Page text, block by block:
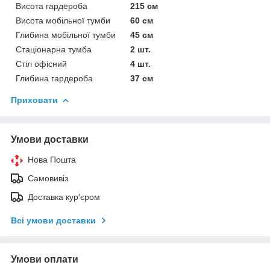
Висота гардероба
215 см
Висота мобільної тумби
60 см
Глибина мобільної тумби
45 см
Стаціонарна тумба
2 шт.
Стіл офісний
4 шт.
Глибина гардероба
37 см
Приховати
Умови доставки
Нова Пошта
Самовивіз
Доставка кур'єром
Всі умови доставки
Умови оплати